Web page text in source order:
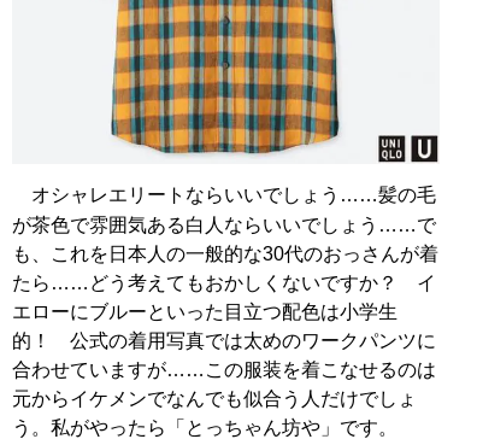
オシャレエリートならいいでしょう……髪の毛
が茶色で雰囲気ある白人ならいいでしょう……で
も、これを日本人の一般的な30代のおっさんが着
たら……どう考えてもおかしくないですか？ イ
エローにブルーといった目立つ配色は小学生
的！ 公式の着用写真では太めのワークパンツに
合わせていますが……この服装を着こなせるのは
元からイケメンでなんでも似合う人だけでしょ
う。私がやったら「とっちゃん坊や」です。